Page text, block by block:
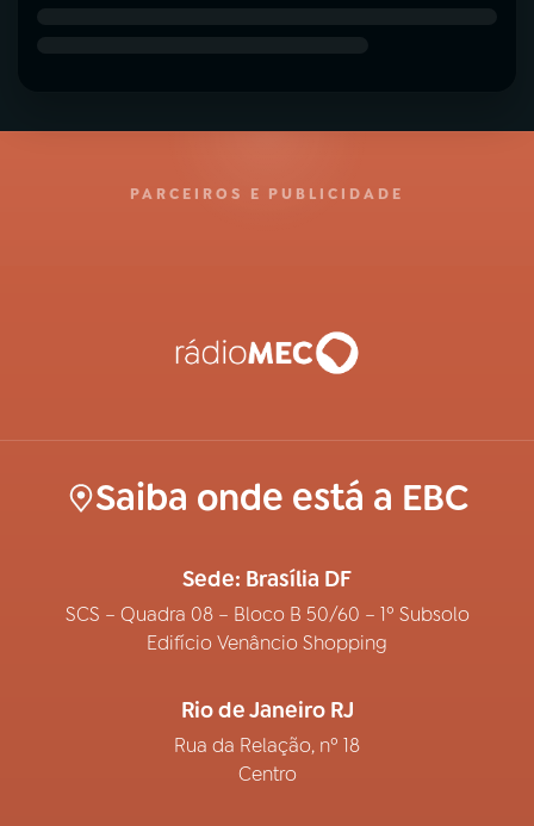
PARCEIROS E PUBLICIDADE
Saiba onde está a EBC
Sede: Brasília DF
SCS – Quadra 08 – Bloco B 50/60 – 1º Subsolo
Edifício Venâncio Shopping
Rio de Janeiro RJ
Rua da Relação, nº 18
Centro